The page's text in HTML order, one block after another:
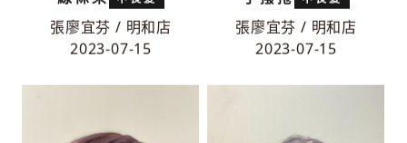
張廖宜芬 / 明和店
2023-07-15
張廖宜芬 / 明和店
2023-07-15